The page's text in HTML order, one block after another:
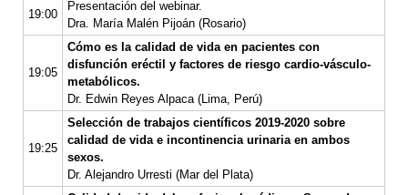
19:00
Presentación del webinar.
Dra. María Malén Pijoán (Rosario)
19:05
Cómo es la calidad de vida en pacientes con
disfunción eréctil y factores de riesgo cardio-vásculo-
metabólicos.
Dr. Edwin Reyes Alpaca (Lima, Perú)
19:25
Selección de trabajos científicos 2019-2020 sobre
calidad de vida e incontinencia urinaria en ambos
sexos.
Dr. Alejandro Urresti (Mar del Plata)